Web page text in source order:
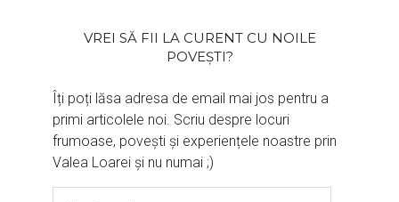
VREI SĂ FII LA CURENT CU NOILE
POVEȘTI?
Îți poți lăsa adresa de email mai jos pentru a
primi articolele noi. Scriu despre locuri
frumoase, povești și experiențele noastre prin
Valea Loarei și nu numai ;)